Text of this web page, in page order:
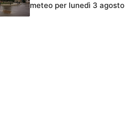
meteo per lunedì 3 agosto